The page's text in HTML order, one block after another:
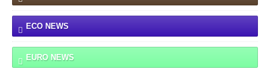
ECO NEWS
EURO NEWS